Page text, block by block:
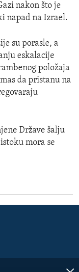
nakon što je
napad na Izrael.
su porasle, a
eskalacije
položaja
da pristanu na
Države šalju
mora se